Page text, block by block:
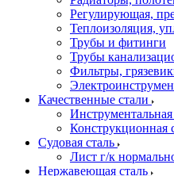
Регулирующая,
Теплоизоляция,
Трубы и фитинги
Трубы
Фильтры,
Качественные стали
Инструментальная
Конструкционная
Судовая сталь
Лист г/к
Нержавеющая сталь